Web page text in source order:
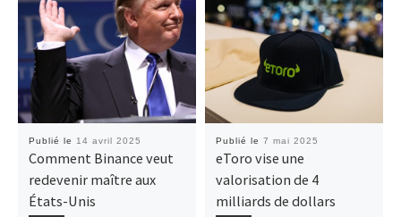
Publié le 14 avril 2025
Comment Binance veut
redevenir maître aux
États-Unis
Publié le 7 mai 2025
eToro vise une
valorisation de 4
milliards de dollars